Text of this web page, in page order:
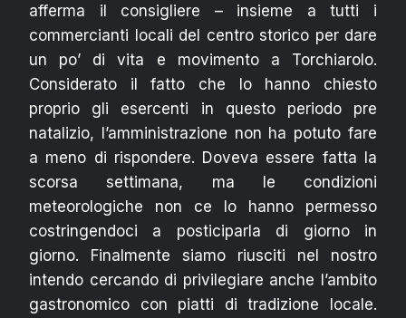
afferma il consigliere – insieme a tutti i
commercianti locali del centro storico per dare
un po’ di vita e movimento a Torchiarolo.
Considerato il fatto che lo hanno chiesto
proprio gli esercenti in questo periodo pre
natalizio, l’amministrazione non ha potuto fare
a meno di rispondere. Doveva essere fatta la
scorsa settimana, ma le condizioni
meteorologiche non ce lo hanno permesso
costringendoci a posticiparla di giorno in
giorno. Finalmente siamo riusciti nel nostro
intendo cercando di privilegiare anche l’ambito
gastronomico con piatti di tradizione locale.